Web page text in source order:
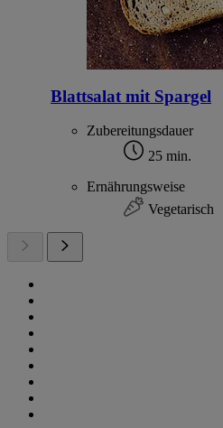
Blattsalat mit Spargel
Zubereitungsdauer
25 min.
Ernährungsweise
Vegetarisch